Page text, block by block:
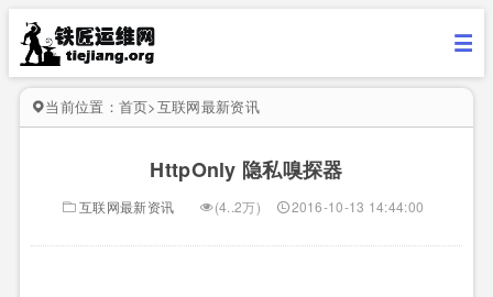
当前位置： 首页>互联网最新资讯
HttpOnly 隐私嗅探器
互联网最新资讯 (4..2万) 2016-10-13 14:44:00